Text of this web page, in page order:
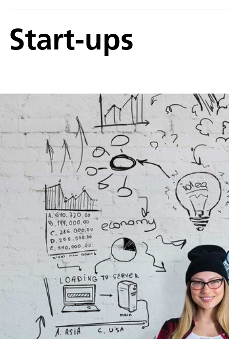
Start-ups